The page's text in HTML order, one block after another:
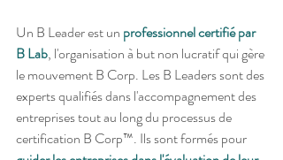
Un B Leader est un professionnel certifié par
B Lab, l'organisation à but non lucratif qui gère
le mouvement B Corp. Les B Leaders sont des
experts qualifiés dans l'accompagnement des
entreprises tout au long du processus de
certification B Corp™. Ils sont formés pour